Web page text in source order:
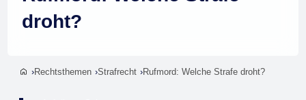
droht?
Rechtsthemen Strafrecht Rufmord: Welche Strafe droht?